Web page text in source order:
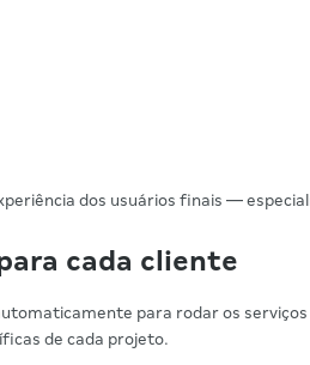
dos usuários finais —
cada cliente
para rodar os
de cada projeto.